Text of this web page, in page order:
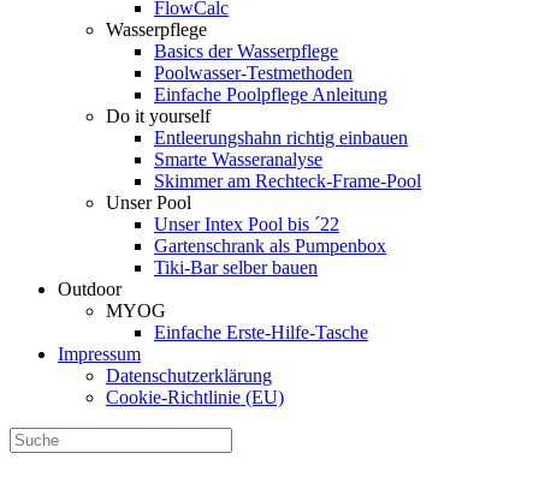
FlowCalc
Wasserpflege
Basics der Wasserpflege
Poolwasser-Testmethoden
Einfache Poolpflege Anleitung
Do it yourself
Ent­leerungs­hahn richtig einbauen
Smarte Wasseranalyse
Skimmer am Rechteck-Frame-Pool
Unser Pool
Unser Intex Pool bis ´22
Gartenschrank als Pumpenbox
Tiki-Bar selber bauen
Outdoor
MYOG
Einfache Erste-Hilfe-Tasche
Impressum
Datenschutzerklärung
Cookie-Richtlinie (EU)